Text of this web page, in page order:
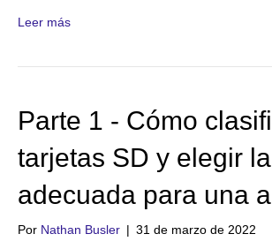
Leer más
Parte 1 - Cómo
tarjetas SD y elegir
adecuada para una
Por Nathan Busler | 31 de marzo de 2022